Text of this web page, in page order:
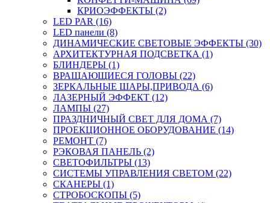
КРИОЭФФЕКТЫ (2)
LED PAR (16)
LED панели (8)
ДИНАМИЧЕСКИЕ СВЕТОВЫЕ ЭФФЕКТЫ (30)
АРХИТЕКТУРНАЯ ПОДСВЕТКА (1)
БЛИНДЕРЫ (1)
ВРАЩАЮЩИЕСЯ ГОЛОВЫ (22)
ЗЕРКАЛЬНЫЕ ШАРЫ,ПРИВОДА (6)
ЛАЗЕРНЫЙ ЭФФЕКТ (12)
ЛАМПЫ (27)
ПРАЗДНИЧНЫЙ СВЕТ ДЛЯ ДОМА (7)
ПРОЕКЦИОННОЕ ОБОРУДОВАНИЕ (14)
РЕМОНТ (7)
РЭКОВАЯ ПАНЕЛЬ (2)
СВЕТОФИЛЬТРЫ (13)
СИСТЕМЫ УПРАВЛЕНИЯ СВЕТОМ (22)
СКАНЕРЫ (1)
СТРОБОСКОПЫ (5)